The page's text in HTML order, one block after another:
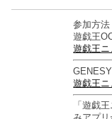
参加方法
遊戯王
遊戯王ニ
遊戯王ニ
「遊戯